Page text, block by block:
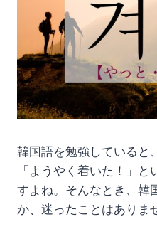
韓国語を勉強していると
「ようやく着いた！」
すよね。そんなとき、韓
か、迷ったことはありま